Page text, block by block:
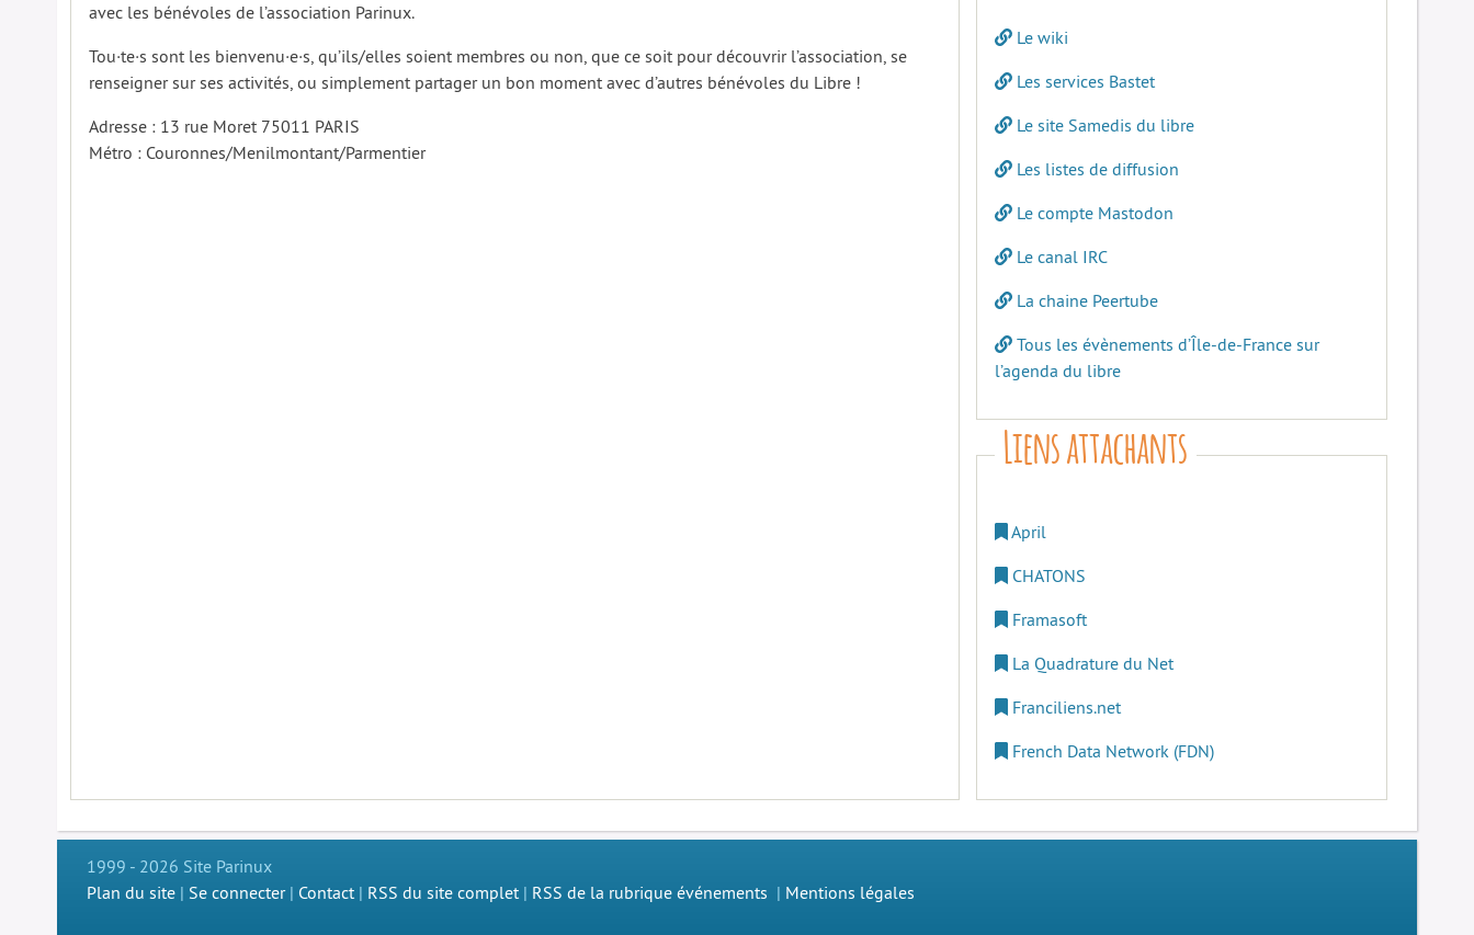
avec les bénévoles de l’association Parinux.
Tou·te·s sont les bienvenu·e·s, qu’ils/elles soient membres ou non, que ce soit pour découvrir l’association, se
renseigner sur ses activités, ou simplement partager un bon moment avec d’autres bénévoles du Libre !
Adresse : 13 rue Moret 75011 PARIS
Métro : Couronnes/Menilmontant/Parmentier
Le wiki
Les services Bastet
Le site Samedis du libre
Les listes de diffusion
Le compte Mastodon
Le canal IRC
La chaine Peertube
Tous les évènements d’Île-de-France sur
l’agenda du libre
Liens attachants
April
CHATONS
Framasoft
La Quadrature du Net
Franciliens.net
French Data Network (FDN)
1999 - 2026 Site Parinux
Plan du site | Se connecter| Contact | RSS du site complet | RSS de la rubrique événements | Mentions légales